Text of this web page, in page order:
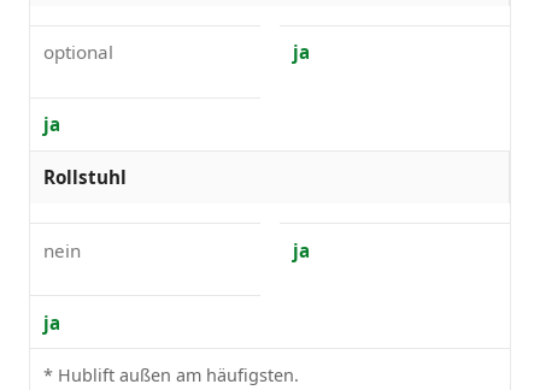
optional ja
ja
Rollstuhl
nein ja
ja
* Hublift außen am häufigsten.